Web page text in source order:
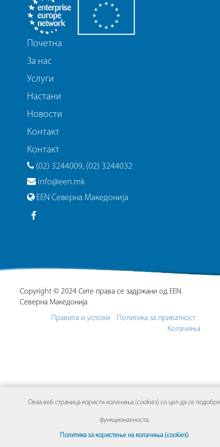
Почетна
За нас
Услуги
Настани
Новости
Контакт
Контакт
(02) 3244009, (02) 3244032
info@een.mk
EEN Северна Македонија
Copyright © 2024 Сите права се задржани од EEN
Северна Македонија
Правила и услови
Политика за приватност
Колачиња
Оваа веб страница користи колачиња (cookies) со цел да се подобри
функционалноста.
Политика за користење на колачиња (cookies)